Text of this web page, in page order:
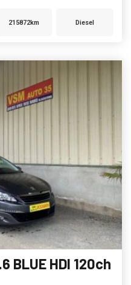
215872km Diesel
BLUE HDI 120ch